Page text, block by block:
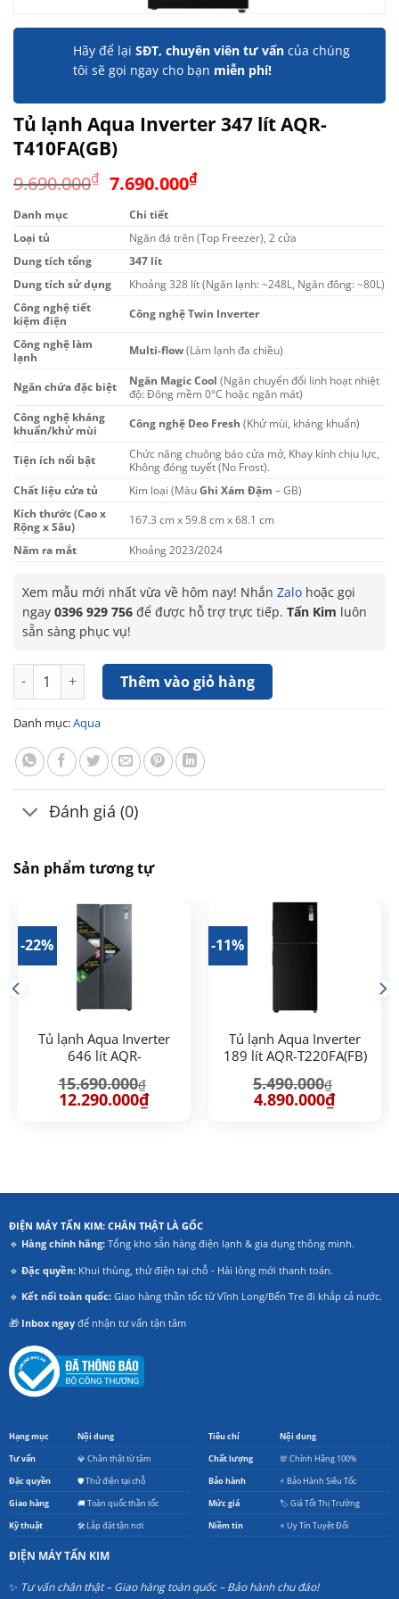
Hãy để lại SĐT, chuyên viên tư vấn của chúng
tôi sẽ gọi ngay cho bạn miễn phí!
Tủ lạnh Aqua Inverter 347 lít AQR-
T410FA(GB)
9.690.000₫ Giá
là:
9.690.000₫.
7.690.000₫Giá
là:
Danh mục
Chi tiết
Loại tủ
Ngăn đá trên (Top Freezer), 2 cửa
Dung tích tổng
347 lít
Dung tích sử dụng
Khoảng 328 lít (Ngăn lạnh: ~248L, Ngăn đông: ~80L)
Công nghệ tiết
kiệm điện
Công nghệ Twin Inverter
Công nghệ làm
lạnh
Multi-flow(Làm lạnh đa chiều)
Ngăn chứa đặc biệt Ngăn Magic Cool (Ngăn chuyển đổi linh hoạt nhiệt
độ: Đông mềm 0°C hoặc ngăn mát)
Công nghệ kháng
khuẩn/khử mùi
Công nghệ Deo Fresh (Khử mùi, kháng khuẩn)
Tiện ích nổi bật
Chức năng chuông báo cửa mở, Khay kính chịu lực,
Không đóng tuyết (No Frost).
Chất liệu cửa tủ
Kim loại (MàuGhi Xám Đậm – GB)
Kích thước (Cao x
Rộng x Sâu)
167.3 cm x 59.8 cm x 68.1 cm
Năm ra mắt Khoảng 2023/2024
Xem mẫu mới nhất vừa về hôm nay! Nhắn Zalo hoặc gọi
ngay 0396 929 756 để được hỗ trợ trực tiếp. Tấn Kim luôn
sẵn sàng phục vụ!
Tủ lạnh Aqua Inverter 347 lít AQR-T410FA(GB) số lượng
Thêm vào giỏ hàng
Danh mục:Aqua
Đánh giá (0)
Sản phẩm tương tự
-22%
Tủ lạnh Aqua Inverter
646 lít AQR-
15.690.000₫
Giá
gốc
12.290.000₫Giá
-11%
Tủ lạnh Aqua Inverter
189 lít AQR-T220FA(FB)
5.490.000₫
Giá
gốc
4.890.000₫Giá
ĐIỆN MÁY TẤN KIM: CHÂN THẬT LÀ GỐC
🔹 Hàng chính hãng:Tổng kho sẵn hàng điện lạnh & gia dụng thông minh.
🔹 Đặc quyền:Khui thùng, thử điện tại chỗ - Hài lòng mới thanh toán.
🔹 Kết nối toàn quốc:Giao hàng thần tốc từ Vĩnh Long/Bến Tre đi khắp cả nước.
🎁 Inbox ngayđể nhận tư vấn tận tâm
Hạng mục Nội dung
Tư vấn 💎 Chân thật từ tâm
Đặc quyền 🛡️ Thử điện tại chỗ
Giao hàng 🚚 Toàn quốc thần tốc
Kỹ thuật 🛠️ Lắp đặt tận nơi
Tiêu chí Nội dung
Chất lượng 💯 Chính Hãng 100%
Bảo hành ⚡ Bảo Hành Siêu Tốc
Mức giá 🏷️ Giá Tốt Thị Trường
Niềm tin ⭐ Uy Tín Tuyệt Đối
ĐIỆN MÁY TẤN KIM
✨ Tư vấn chân thật – Giao hàng toàn quốc – Bảo hành chu đáo!